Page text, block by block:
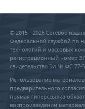
© 2015 - 2026 Сетевое
Федеральной службой по
технологий и массовых
регистрационный номер
свидетельство Эл № ФС 77-
Использование
предварительного
прямая гиперссылка
воспроизведении